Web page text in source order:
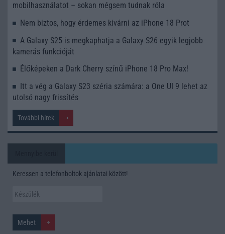
mobilhasználatot – sokan mégsem tudnak róla
Nem biztos, hogy érdemes kivárni az iPhone 18 Prot
A Galaxy S25 is megkaphatja a Galaxy S26 egyik legjobb
kamerás funkcióját
Élőképeken a Dark Cherry színű iPhone 18 Pro Max!
Itt a vég a Galaxy S23 széria számára: a One UI 9 lehet az
utolsó nagy frissítés
További hírek
Keressen a telefonboltok ajánlatai között!